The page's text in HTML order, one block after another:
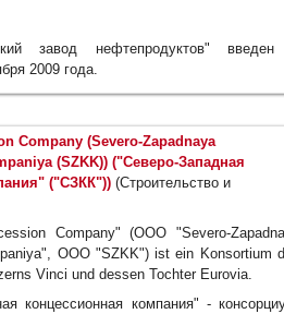
завод нефтепродуктов"
2009 года.
Company (Severo-Zapadnaya
(SZKK)) ("Северо-Западная
("СЗКК")) (Строительство и
Company" (OOO "Severo-
OOO "SZKK") ist ein Konsortium
Vinci und dessen Tochter Eurovia.
концессионная компания" -